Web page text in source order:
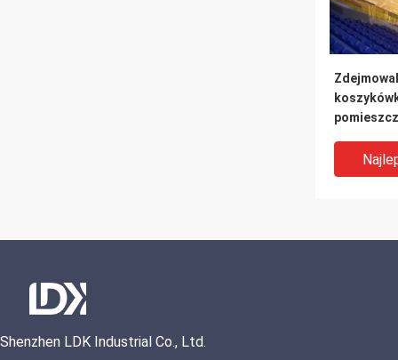
Shenzhen LDK Industrial Co., Ltd.